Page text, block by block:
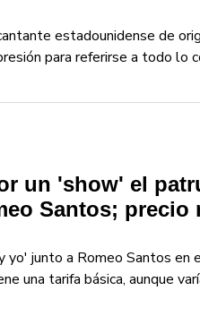
estadounidense de
para referirse a todo lo
un 'show' el
Santos; precio
yo' junto a Romeo Santos en
una tarifa básica, aunque